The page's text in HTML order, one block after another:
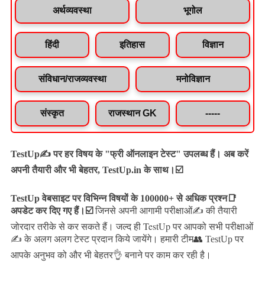
अर्थव्यवस्था भूगोल
हिंदी इतिहास विज्ञान
संविधान/राजव्यवस्था मनोविज्ञान
संस्कृत राजस्थान GK -----
TestUp✍️ पर हर विषय के "फ्री ऑनलाइन टेस्ट" उपलब्ध हैं। अब करें
अपनी तैयारी और भी बेहतर, TestUp.in के साथ।☑️
TestUp वेबसाइट पर विभिन्न विषयों के 100000+ से अधिक प्रश्न📑
अपडेट कर दिए गए हैं। ☑️ जिनसे अपनी आगामी परीक्षाओं✍️ की तैयारी
जोरदार तरीके से कर सकते हैं।जल्द ही TestUp पर आपको सभी परीक्षाओं
✍️ के अलग अलग टेस्ट प्रदान किये जायेंगे। हमारी टीम👥 TestUp पर
आपके अनुभव को और भी बेहतर👌 बनाने पर काम कर रही है।